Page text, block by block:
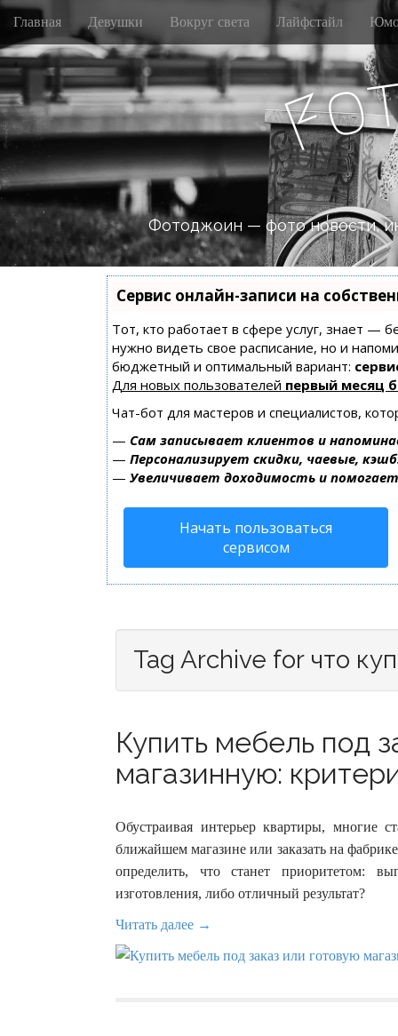
M
i
n
m
e
n
u
S
i
p
t
o
c
o
n
t
e
Главная Девушки Вокруг света Лайфстайл
Fo
Фотоджоин — фото новости,
Сервис онлайн-записи на
Тот, кто работает в сфере услуг, знает —
нужно видеть свое расписание, но и
бюджетный и оптимальный вариант:
Для новых пользователей первый месяц
Чат-бот для мастеров и специалистов,
— Сам записывает клиентов и
— Персонализирует скидки, чаевые,
— Увеличивает доходимость и
Начать пользоваться
сервисом
Tag Archive for что
Купить мебель под
магазинную:
Обустраивая интерьер квартиры, многие
ближайшем магазине или заказать на
определить, что станет приоритетом:
изготовления, либо отличный результат?
Читать далее →